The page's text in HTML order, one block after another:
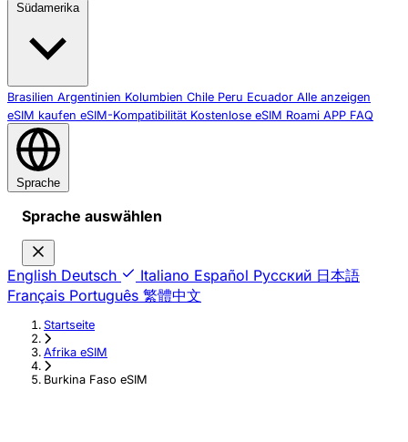
Südamerika
Brasilien Argentinien Kolumbien Chile Peru Ecuador Alle anzeigen
eSIM kaufen eSIM-Kompatibilität Kostenlose eSIM Roami APP FAQ
Sprache
Sprache auswählen
English Deutsch Italiano Español Русский 日本語
Français Português 繁體中文
Startseite
›
Afrika eSIM
›
Burkina Faso eSIM